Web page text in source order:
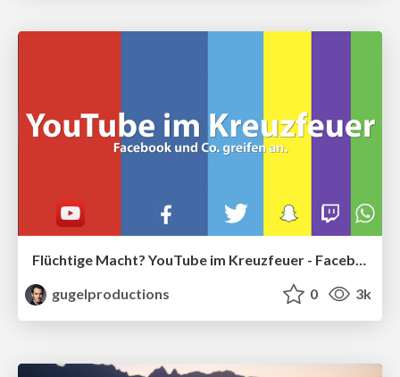
Flüchtige Macht? YouTube im Kreuzfeuer - Facebook & Co greifen an #rp15 #mcb15
gugelproductions
0 3k